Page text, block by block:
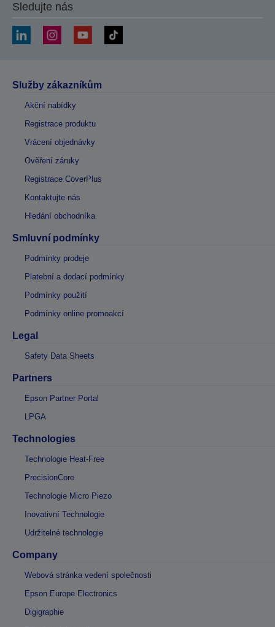
Sledujte nás
Služby zákazníkům
Akční nabídky
Registrace produktu
Vrácení objednávky
Ověření záruky
Registrace CoverPlus
Kontaktujte nás
Hledání obchodníka
Smluvní podmínky
Podmínky prodeje
Platební a dodací podmínky
Podmínky použití
Podmínky online promoakcí
Legal
Safety Data Sheets
Partners
Epson Partner Portal
LPGA
Technologies
Technologie Heat-Free
PrecisionCore
Technologie Micro Piezo
Inovativní Technologie
Udržitelné technologie
Company
Webová stránka vedení společnosti
Epson Europe Electronics
Digigraphie